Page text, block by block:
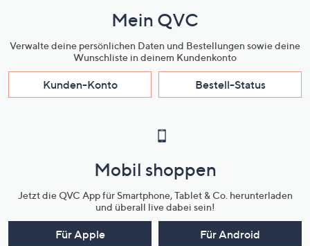
Mein QVC
Verwalte deine persönlichen Daten und Bestellungen sowie deine
Wunschliste in deinem Kundenkonto
Kunden-Konto Bestell-Status
Mobil shoppen
Jetzt die QVC App für Smartphone, Tablet & Co. herunterladen
und überall live dabei sein!
Für Apple Für Android